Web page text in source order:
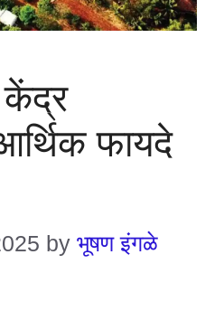
केंद्र
फायदे
by भूषण इंगळे